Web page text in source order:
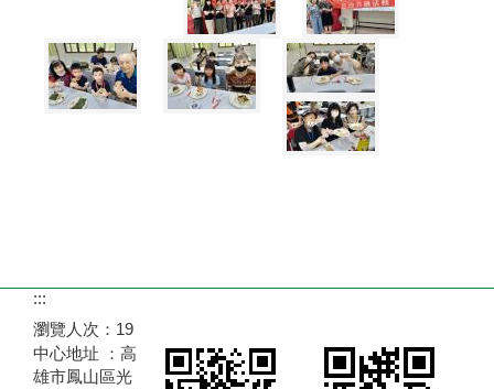
:::
瀏覽人次： 19
中心地址 ：高
雄市鳳山區光